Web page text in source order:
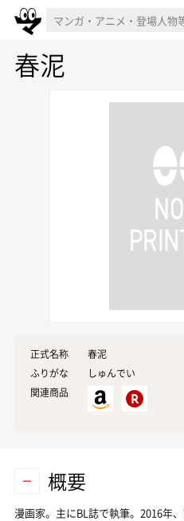
春泥
正式名称
春泥
ふりがな
しゅんでい
関連商品
概要
漫画家。主にBL誌で執筆。2016年